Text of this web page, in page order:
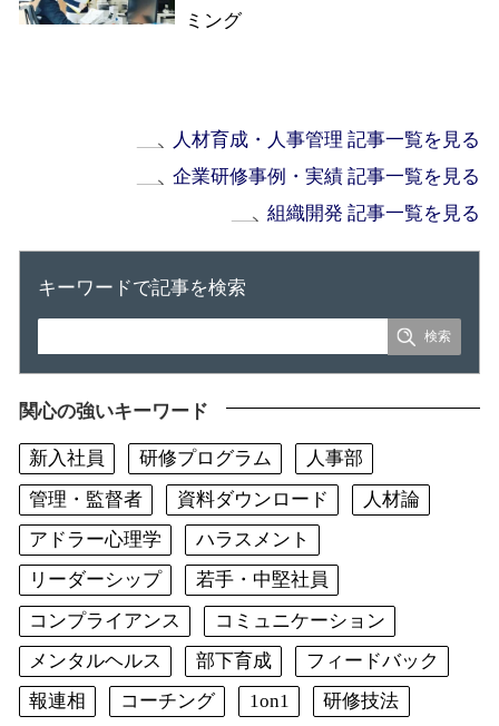
ミング
人材育成・人事管理 記事一覧を見る
企業研修事例・実績 記事一覧を見る
組織開発 記事一覧を見る
キーワードで記事を検索
関心の強いキーワード
新入社員 研修プログラム
人事部
管理・監督者
資料ダウンロード
人材論
アドラー心理学
ハラスメント
リーダーシップ
若手・中堅社員
コンプライアンス
コミュニケーション
メンタルヘルス
部下育成
フィードバック
報連相
コーチング 1on1 研修技法